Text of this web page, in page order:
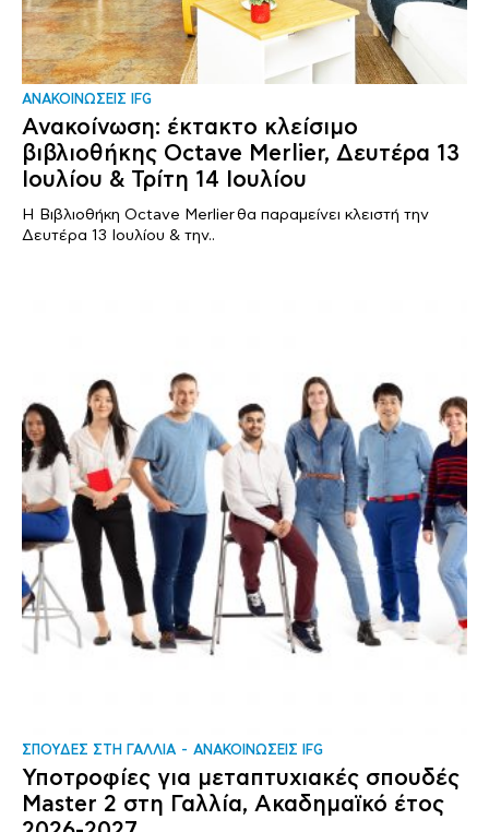
ΑΝΑΚΟΙΝΩΣΕΙΣ IFG
Ανακοίνωση: έκτακτο κλείσιμο
βιβλιοθήκης Octave Merlier, Δευτέρα 13
Ιουλίου & Τρίτη 14 Ιουλίου
Η Βιβλιοθήκη Octave Merlier θα παραμείνει κλειστή την
Δευτέρα 13 Ιουλίου & την..
ΣΠΟΥΔΕΣ ΣΤΗ ΓΑΛΛΙΑ ΑΝΑΚΟΙΝΩΣΕΙΣ IFG
Υποτροφίες για μεταπτυχιακές σπουδές
Master 2 στη Γαλλία, Ακαδημαϊκό έτος